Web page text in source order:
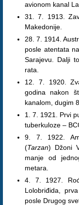
avionom kanal
31. 7. 1913.
Makedonije.
28. 7. 1914.
posle atentata
Sarajevu. Dalji
rata.
12. 7. 1920.
godina nakon
kanalom, dugim
1. 7. 1921. Prvi
tuberkuloze –
9. 7. 1922.
(Tarzan) Džoni
manje od
metara.
4. 7. 1927.
Lolobriđida,
posle Drugog